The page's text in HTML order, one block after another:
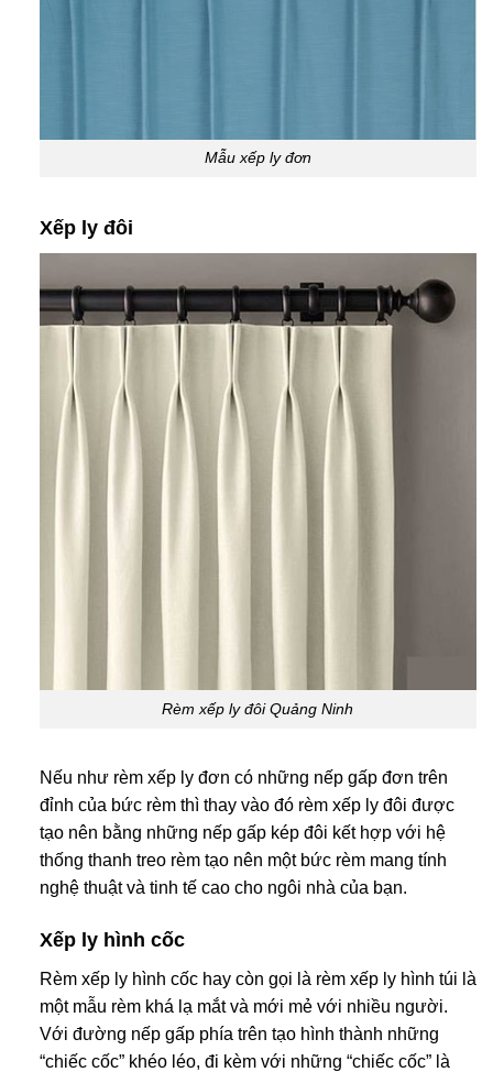
Mẫu xếp ly đơn
Xếp ly đôi
Rèm xếp ly đôi Quảng Ninh
Nếu như rèm xếp ly đơn có những nếp gấp đơn trên
đỉnh của bức rèm thì thay vào đó rèm xếp ly đôi được
tạo nên bằng những nếp gấp kép đôi kết hợp với hệ
thống thanh treo rèm tạo nên một bức rèm mang tính
nghệ thuật và tinh tế cao cho ngôi nhà của bạn.
Xếp ly hình cốc
Rèm xếp ly hình cốc hay còn gọi là rèm xếp ly hình túi là
một mẫu rèm khá lạ mắt và mới mẻ với nhiều người.
Với đường nếp gấp phía trên tạo hình thành những
“chiếc cốc” khéo léo, đi kèm với những “chiếc cốc” là